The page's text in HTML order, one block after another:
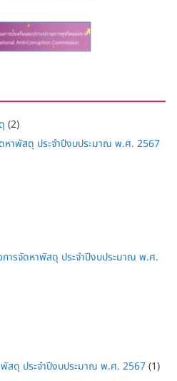
(2)
หาพัสดุ ประจำปีงบประมาณ พ.ศ. 2567
ารจัดหาพัสดุ ประจำปีงบประมาณ พ.ศ.
พัสดุ ประจำปีงบประมาณ พ.ศ. 2567(1)